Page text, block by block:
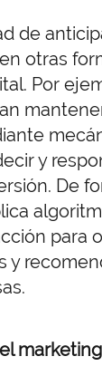
de
otras
Por
y
De
para
y